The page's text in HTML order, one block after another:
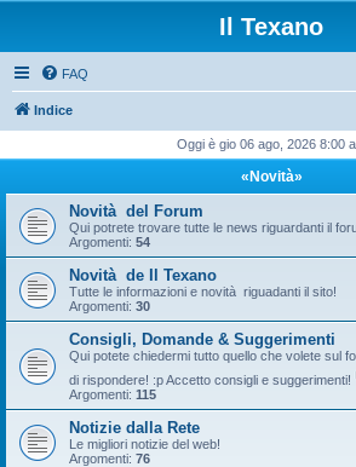
Il Texano
FAQ
Indice
Oggi è gio 06 ago, 2026 8:00
«Novità»
Novità del Forum
Qui potrete trovare tutte le news riguardanti il
Argomenti: 54
Novità de Il Texano
Tutte le informazioni e novità riguadanti il sito!
Argomenti: 30
Consigli, Domande & Suggerimenti
Qui potete chiedermi tutto quello che volete sul
di rispondere! :p Accetto consigli e suggerimenti!
Argomenti: 115
Notizie dalla Rete
Le migliori notizie del web!
Argomenti: 76